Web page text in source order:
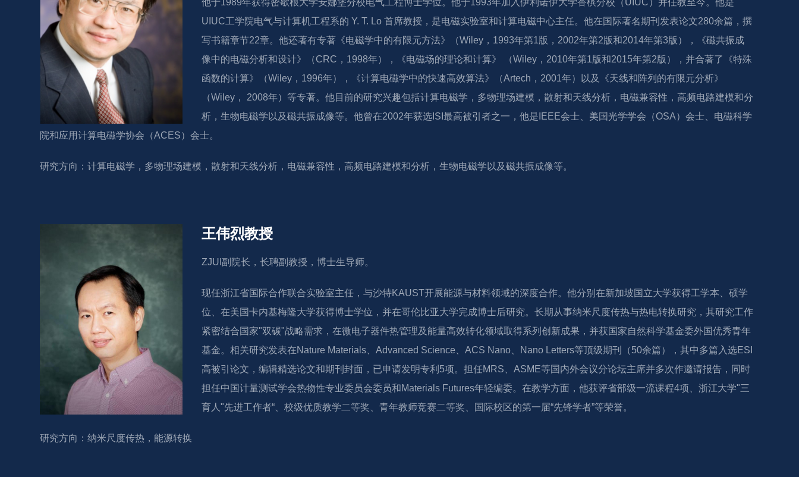
他于1989年获得密歇根大学安娜堡分校电气工程博士学位。他于1993年加入伊利诺伊大学香槟分校（UIUC）并任教至今。他是
UIUC工学院电气与计算机工程系的 Y. T. Lo 首席教授，是电磁实验室和计算电磁中心主任。他在国际著名期刊发表论文280余篇，撰
写书籍章节22章。他还著有专著《电磁学中的有限元方法》（Wiley，1993年第1版，2002年第2版和2014年第3版），《磁共振成
像中的电磁分析和设计》（CRC，1998年），《电磁场的理论和计算》 （Wiley，2010年第1版和2015年第2版），并合著了《特殊
函数的计算》（Wiley，1996年），《计算电磁学中的快速高效算法》（Artech，2001年）以及《天线和阵列的有限元分析》
（Wiley， 2008年）等专著。他目前的研究兴趣包括计算电磁学，多物理场建模，散射和天线分析，电磁兼容性，高频电路建模和分
析，生物电磁学以及磁共振成像等。他曾在2002年获选ISI最高被引者之一，他是IEEE会士、美国光学学会（OSA）会士、电磁科学
院和应用计算电磁学协会（ACES）会士。
研究方向：计算电磁学，多物理场建模，散射和天线分析，电磁兼容性，高频电路建模和分析，生物电磁学以及磁共振成像等。
王伟烈教授
ZJUI副院长，长聘副教授，博士生导师。
现任浙江省国际合作联合实验室主任，与沙特KAUST开展能源与材料领域的深度合作。他分别在新加坡国立大学获得工学本、硕学
位、在美国卡内基梅隆大学获得博士学位，并在哥伦比亚大学完成博士后研究。长期从事纳米尺度传热与热电转换研究，其研究工作
紧密结合国家"双碳"战略需求，在微电子器件热管理及能量高效转化领域取得系列创新成果，并获国家自然科学基金委外国优秀青年
基金。相关研究发表在Nature Materials、Advanced Science、ACS Nano、Nano Letters等顶级期刊（50余篇），其中多篇入选ESI
高被引论文，编辑精选论文和期刊封面，已申请发明专利5项。担任MRS、ASME等国内外会议分论坛主席并多次作邀请报告，同时
担任中国计量测试学会热物性专业委员会委员和Materials Futures年轻编委。在教学方面，他获评省部级一流课程4项、浙江大学"三
育人"先进工作者“、校级优质教学二等奖、青年教师竞赛二等奖、国际校区的第一届“先锋学者”等荣誉。
研究方向：纳米尺度传热，能源转换